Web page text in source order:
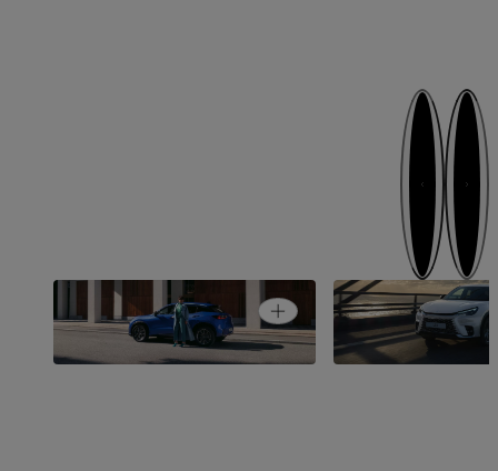
Vorige stap
LBX ELEGANT Open cardLBX RELAX